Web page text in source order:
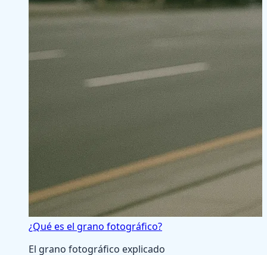
¿Qué es el grano fotográfico?
El grano fotográfico explicado